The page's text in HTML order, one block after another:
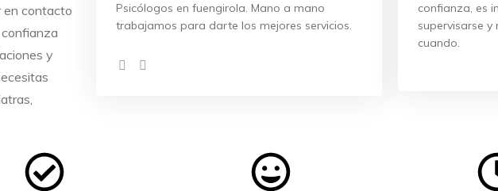
en contacto
y
Psicólogos en fuengirola. Mano a mano
trabajamos para darte los mejores servicios.
confianza, es
supervisarse y
cuando.